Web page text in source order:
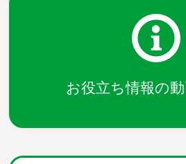
お役立ち情報の